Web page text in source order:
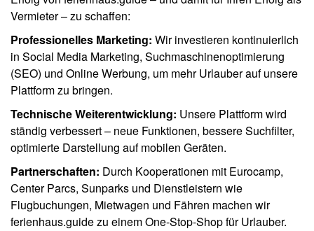
Vermieter – zu schaffen:
Professionelles Marketing: Wir investieren kontinuierlich
in Social Media Marketing, Suchmaschinenoptimierung
(SEO) und Online Werbung, um mehr Urlauber auf unsere
Plattform zu bringen.
Technische Weiterentwicklung: Unsere Plattform wird
ständig verbessert – neue Funktionen, bessere Suchfilter,
optimierte Darstellung auf mobilen Geräten.
Partnerschaften: Durch Kooperationen mit Eurocamp,
Center Parcs, Sunparks und Dienstleistern wie
Flugbuchungen, Mietwagen und Fähren machen wir
ferienhaus.guide zu einem One-Stop-Shop für Urlauber.